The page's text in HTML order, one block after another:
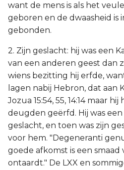
want de mens is als het
geboren en de dwaasheid is
gebonden.
2. Zijn geslacht: hij was een
van een anderen geest dan
wiens bezitting hij erfde,
lagen nabij Hebron, dat aan
Jozua 15:54, 55, 14:14 maar
deugden geërfd. Hij was
geslacht, en toen was zijn
voor hem. "Degeneranti
goede afkomst is een smaad
ontaardt." De LXX en